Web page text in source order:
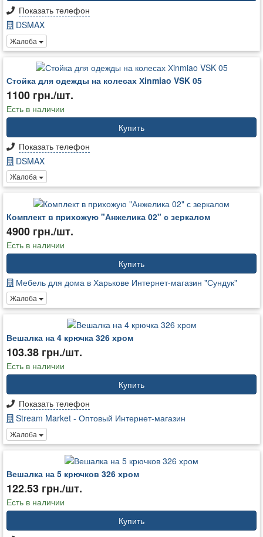
Показать телефон
DSMAX
Жалоба
Стойка для одежды на колесах Хinmiao VSK 05
1100 грн./шт.
Есть в наличии
Купить
Показать телефон
DSMAX
Жалоба
Комплект в прихожую "Анжелика 02" с зеркалом
4900 грн./шт.
Есть в наличии
Купить
Мебель для дома в Харькове Интернет-магазин "Сундук"
Жалоба
Вешалка на 4 крючка 326 хром
103.38 грн./шт.
Есть в наличии
Купить
Показать телефон
Stream Market - Оптовый Интернет-магазин
Жалоба
Вешалка на 5 крючков 326 хром
122.53 грн./шт.
Есть в наличии
Купить